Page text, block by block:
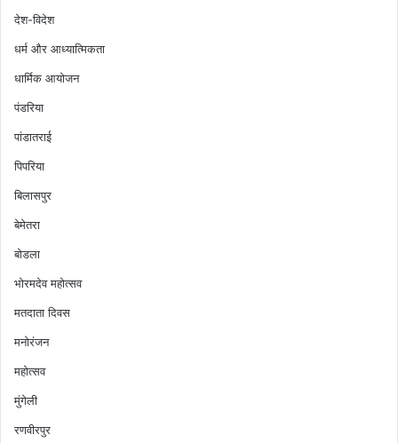
देश-विदेश
धर्म और आध्यात्मिकता
धार्मिक आयोजन
पंडरिया
पांडातराई
पिपरिया
बिलासपुर
बेमेतरा
बोडला
भोरमदेव महोत्सव
मतदाता दिवस
मनोरंजन
महोत्सव
मुंगेली
रणवीरपुर